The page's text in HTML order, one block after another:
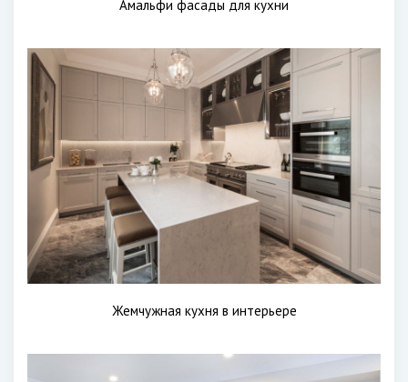
Амальфи фасады для кухни
Жемчужная кухня в интерьере